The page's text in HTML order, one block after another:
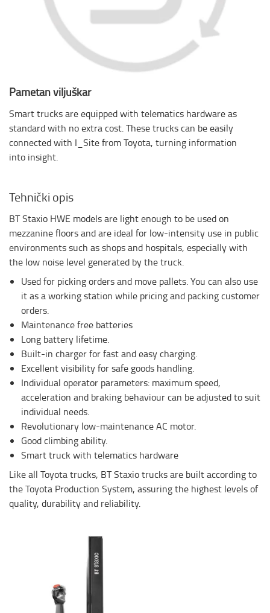
Pametan viljuškar
Smart trucks are equipped with telematics hardware as
standard with no extra cost. These trucks can be easily
connected with I_Site from Toyota, turning information
into insight.
Tehnički opis
BT Staxio HWE models are light enough to be used on
mezzanine floors and are ideal for low-intensity use in public
environments such as shops and hospitals, especially with
the low noise level generated by the truck.
Used for picking orders and move pallets. You can also use
it as a working station while pricing and packing customer
orders.
Maintenance free batteries
Long battery lifetime.
Built-in charger for fast and easy charging.
Excellent visibility for safe goods handling.
Individual operator parameters: maximum speed,
acceleration and braking behaviour can be adjusted to suit
individual needs.
Revolutionary low-maintenance AC motor.
Good climbing ability.
Smart truck with telematics hardware
Like all Toyota trucks, BT Staxio trucks are built according to
the Toyota Production System, assuring the highest levels of
quality, durability and reliability.